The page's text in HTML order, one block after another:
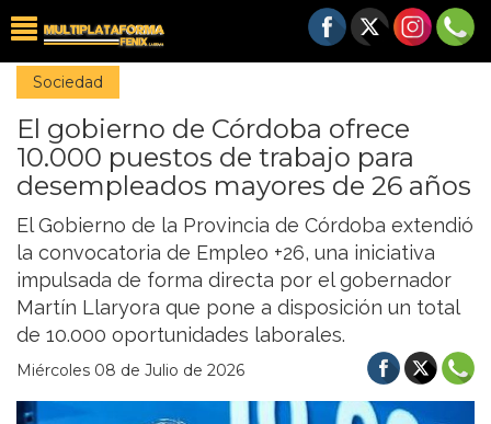
Sociedad
El gobierno de Córdoba ofrece
10.000 puestos de trabajo para
desempleados mayores de 26 años
El Gobierno de la Provincia de Córdoba extendió
la convocatoria de Empleo +26, una iniciativa
impulsada de forma directa por el gobernador
Martín Llaryora que pone a disposición un total
de 10.000 oportunidades laborales.
Miércoles 08 de Julio de 2026